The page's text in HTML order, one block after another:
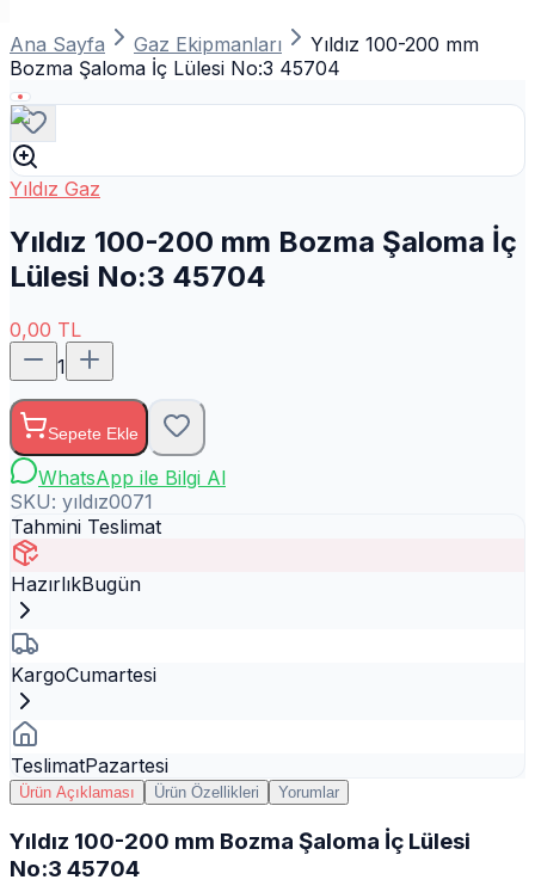
Ana Sayfa Gaz Ekipmanları
Yıldız 100-200 mm
Bozma Şaloma İç Lülesi No:3 45704
Yıldız Gaz
Yıldız 100-200 mm Bozma Şaloma İç
Lülesi No:3 45704
0,00 TL
1
Sepete Ekle
WhatsApp ile Bilgi Al
SKU: yıldız0071
Tahmini Teslimat
HazırlıkBugün
KargoCumartesi
TeslimatPazartesi
Ürün Açıklaması Ürün Özellikleri Yorumlar
Yıldız 100-200 mm Bozma Şaloma İç Lülesi
No:3 45704